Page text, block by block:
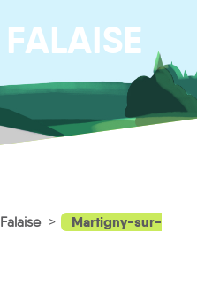
Martigny-sur-